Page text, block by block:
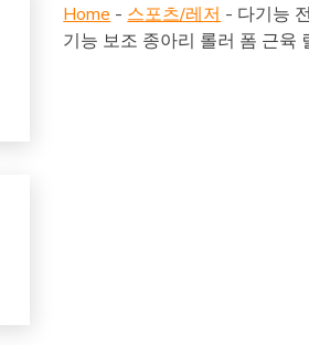
Home - 스포츠/레저 - 다기능
기능 보조 종아리 롤러 폼 근육